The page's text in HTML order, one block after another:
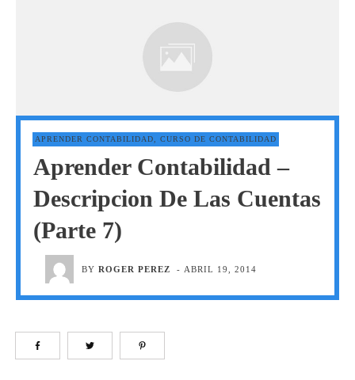
APRENDER CONTABILIDAD CURSO DE CONTABILIDAD
Aprender Contabilidad –
Descripcion De Las Cuentas
(Parte 7)
BYROGER PEREZ - ABRIL 19, 2014